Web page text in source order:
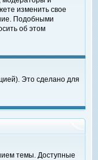
изменить свое
Подобными
об этом
Это сделано для
темы. Доступные